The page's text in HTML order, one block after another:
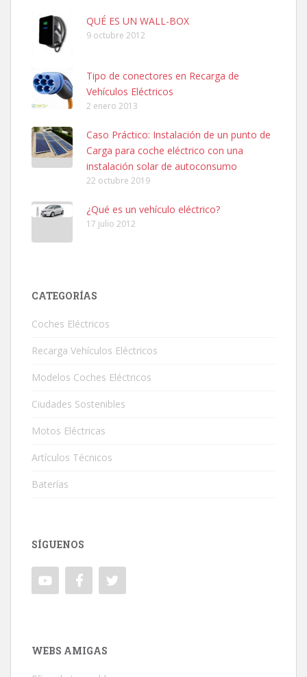
QUÉ ES UN WALL-BOX
9 octubre 2012
Tipo de conectores en Recarga de
Vehículos Eléctricos
2 enero 2013
Caso Práctico: Instalación de un punto de
Carga para coche eléctrico con una
instalación solar de autoconsumo
22 octubre 2019
¿Qué es un vehículo eléctrico?
17 julio 2012
CATEGORÍAS
Coches Eléctricos
Recarga Vehículos Eléctricos
Modelos Coches Eléctricos
Ciudades Sostenibles
Motos Eléctricas
Artículos Técnicos
Baterías
SÍGUENOS
WEBS AMIGAS